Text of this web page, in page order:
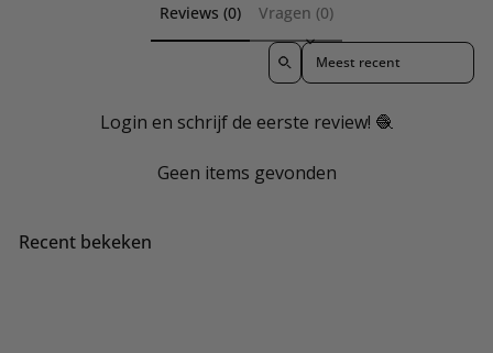
Reviews (0) Vragen (0)
Sort reviews by
Login en schrijf de eerste review! 🧶
Geen items gevonden
Recent bekeken